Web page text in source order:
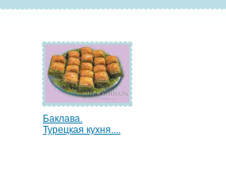
Баклава.
Турецкая кухня....